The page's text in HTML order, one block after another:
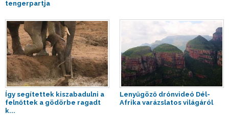
tengerpartja
Így segítettek kiszabadulni a
felnőttek a gödörbe ragadt
k...
Lenyűgöző drónvideó Dél-
Afrika varázslatos világáról